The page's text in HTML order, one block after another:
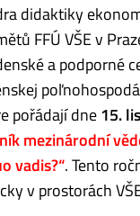
didaktiky
FFÚ VŠE v
a podporné
pořádají dne15.
mezinárodní
vadis?“. Tento
v prostorách